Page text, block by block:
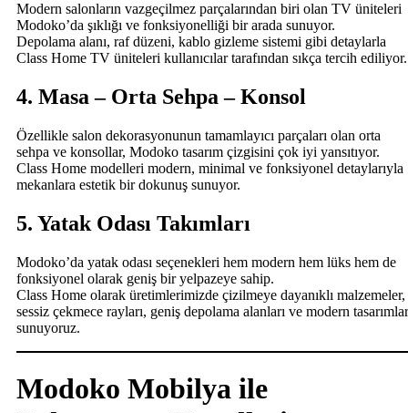
Modern salonların vazgeçilmez parçalarından biri olan TV üniteleri
Modoko’da şıklığı ve fonksiyonelliği bir arada sunuyor.
Depolama alanı, raf düzeni, kablo gizleme sistemi gibi detaylarla
Class Home TV üniteleri kullanıcılar tarafından sıkça tercih ediliyor.
4. Masa – Orta Sehpa – Konsol
Özellikle salon dekorasyonunun tamamlayıcı parçaları olan orta
sehpa ve konsollar, Modoko tasarım çizgisini çok iyi yansıtıyor.
Class Home modelleri modern, minimal ve fonksiyonel detaylarıyla
mekanlara estetik bir dokunuş sunuyor.
5. Yatak Odası Takımları
Modoko’da yatak odası seçenekleri hem modern hem lüks hem de
fonksiyonel olarak geniş bir yelpazeye sahip.
Class Home olarak üretimlerimizde çizilmeye dayanıklı malzemeler,
sessiz çekmece rayları, geniş depolama alanları ve modern tasarımlar
sunuyoruz.
Modoko Mobilya ile